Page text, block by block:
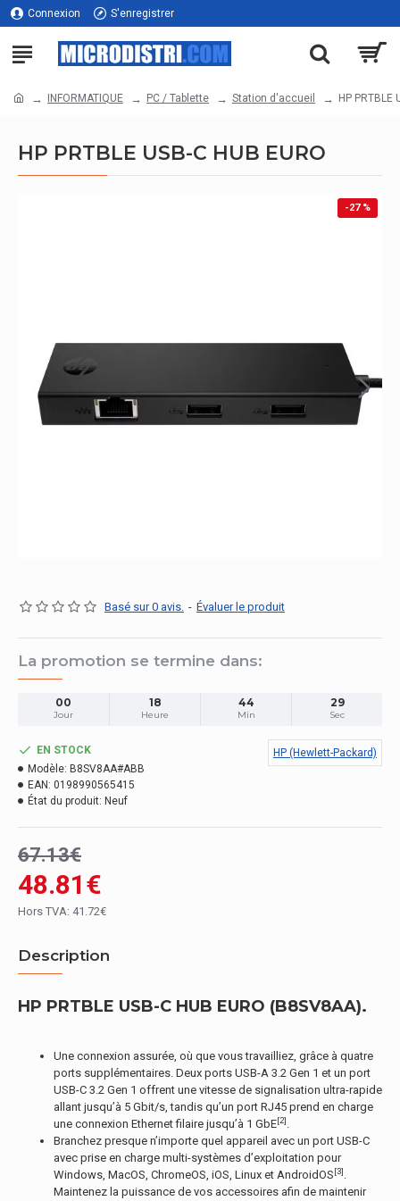
Connexion S'enregistrer
INFORMATIQUE PC / Tablette Station d'accueil HP PRTBLE
HP PRTBLE USB-C HUB EURO
-27 %
Basé sur 0 avis. - Évaluer le produit
La promotion se termine dans:
00
Jour
18
Heure
44
Min
28
Sec
48.81€
67.13€
Hors TVA: 41.72€
EN STOCK
Modèle: B8SV8AA#ABB
EAN: 0198990565415
État du produit: Neuf
HP (Hewlett-Packard)
Description
HP PRTBLE USB-C HUB EURO (B8SV8AA).
Une connexion assurée, où que vous travailliez, grâce à quatre
ports supplémentaires. Deux ports USB-A 3.2 Gen 1 et un port
USB-C 3.2 Gen 1 offrent une vitesse de signalisation ultra-rapide
allant jusqu’à 5 Gbit/s, tandis qu’un port RJ45 prend en charge
une connexion Ethernet filaire jusqu’à 1 GbE[2].
Branchez presque n’importe quel appareil avec un port USB-C
avec prise en charge multi-systèmes d’exploitation pour
Windows, MacOS, ChromeOS, iOS, Linux et AndroidOS[3].
Maintenez la puissance de vos accessoires afin de maintenir